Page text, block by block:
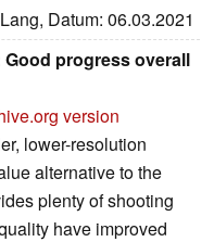
Datum: 06.03.2021
Good progress overall
version
lower-resolution
alternative to the
plenty of shooting
have improved